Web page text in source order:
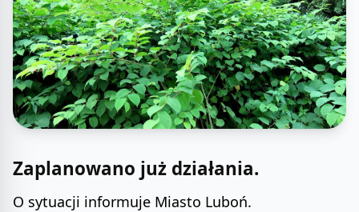
Zaplanowano już działania.
O sytuacji informuje Miasto Luboń.